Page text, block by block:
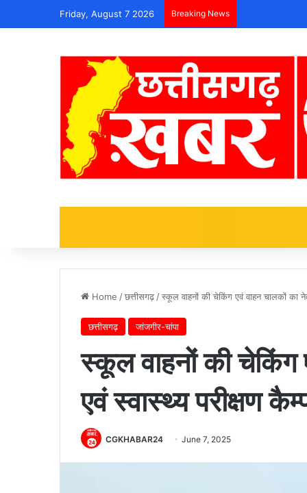
Friday, August 7 2026 Breaking News
Home /छत्तीसगढ़ /स्कूल वाहनों की चेकिंग एवं वाहन चालकों का
छत्तीसगढ़ जांजगीर-चांपा
स्कूल वाहनों की चेकिंग
एवं स्वास्थ्य परीक्षण
CGKHABAR24 June 7, 2025